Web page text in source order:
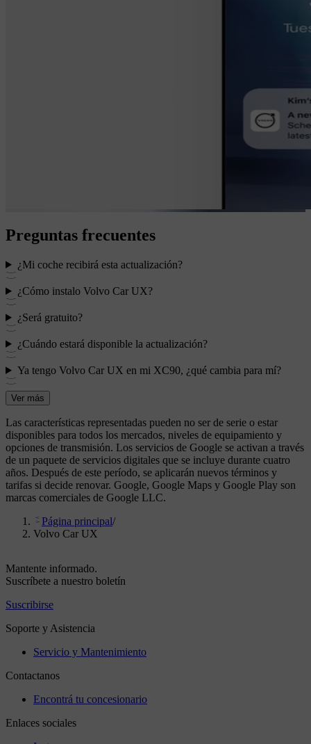
Preguntas frecuentes
¿Mi coche recibirá esta actualización?
¿Cómo instalo Volvo Car UX?
¿Será gratuito?
¿Cuándo estará disponible la actualización?
Ya tengo Volvo Car UX en mi XC90, ¿qué cambia para mí?
Ver más
Las características representadas pueden no ser de serie o estar
disponibles para todos los mercados, niveles de equipamiento y
opciones de transmisión. Los servicios de Google se activan a través
de un paquete de servicios digitales que se incluye durante cuatro
años. Después de este período, se aplicarán nuevos términos y
tarifas si decide renovar. Google, Google Maps y Google Play son
marcas comerciales de Google LLC.
Página principal/
Volvo Car UX